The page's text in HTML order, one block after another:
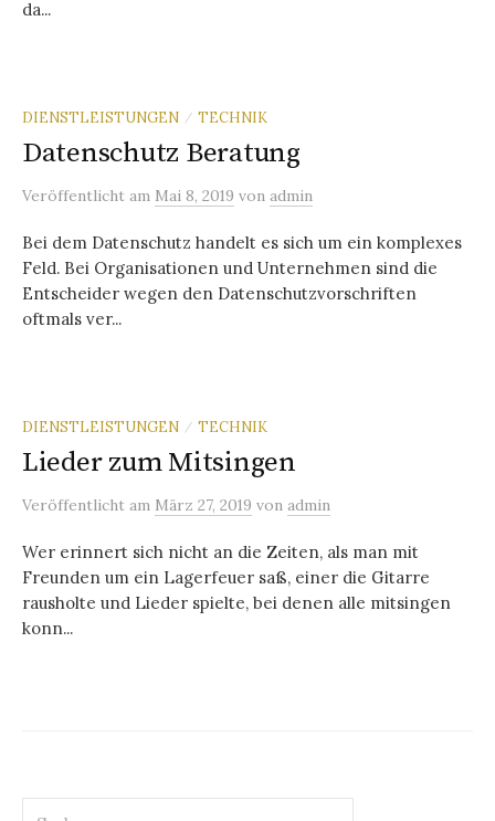
da...
DIENSTLEISTUNGEN / TECHNIK
Datenschutz Beratung
Veröffentlicht am Mai 8, 2019 von admin
Bei dem Datenschutz handelt es sich um ein komplexes
Feld. Bei Organisationen und Unternehmen sind die
Entscheider wegen den Datenschutzvorschriften
oftmals ver...
DIENSTLEISTUNGEN / TECHNIK
Lieder zum Mitsingen
Veröffentlicht am März 27, 2019 von admin
Wer erinnert sich nicht an die Zeiten, als man mit
Freunden um ein Lagerfeuer saß, einer die Gitarre
rausholte und Lieder spielte, bei denen alle mitsingen
konn...